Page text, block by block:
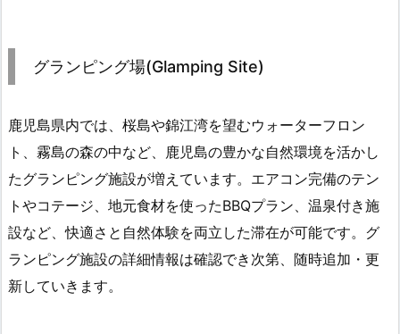
グランピング場(Glamping Site)
鹿児島県内では、桜島や錦江湾を望むウォーターフロン
ト、霧島の森の中など、鹿児島の豊かな自然環境を活かし
たグランピング施設が増えています。エアコン完備のテン
トやコテージ、地元食材を使ったBBQプラン、温泉付き施
設など、快適さと自然体験を両立した滞在が可能です。グ
ランピング施設の詳細情報は確認でき次第、随時追加・更
新していきます。